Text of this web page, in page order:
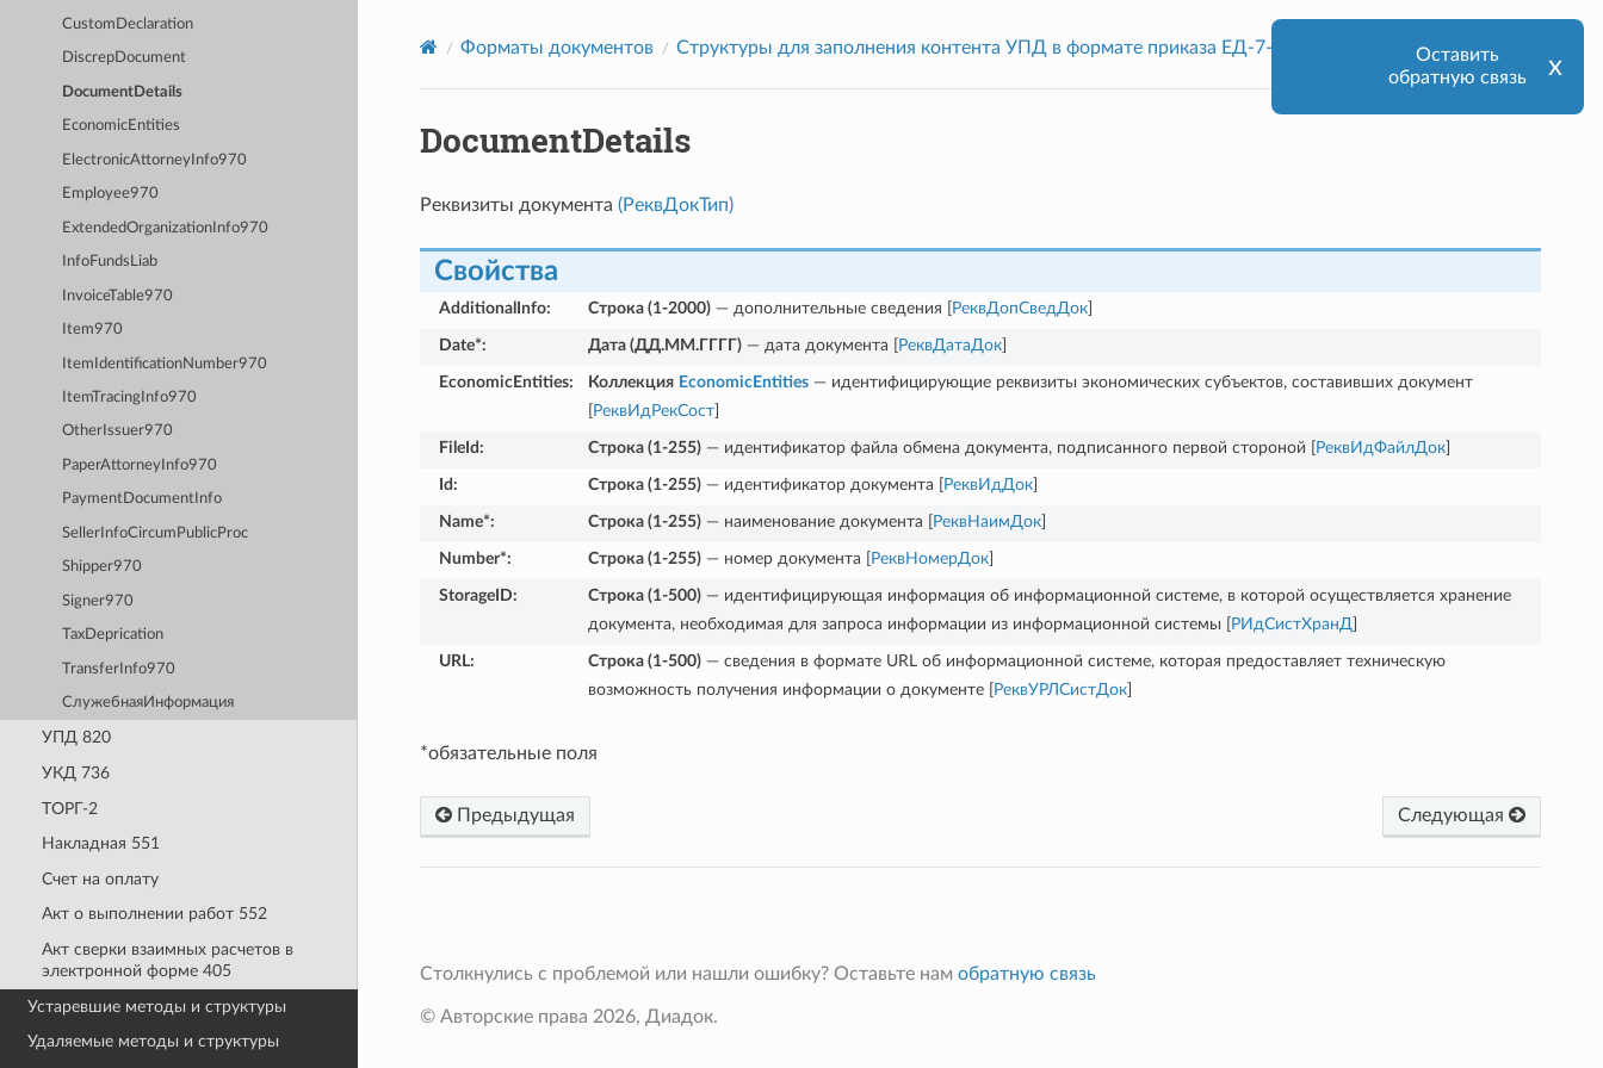
CustomDeclaration
DiscrepDocument
DocumentDetails
EconomicEntities
ElectronicAttorneyInfo970
Employee970
ExtendedOrganizationInfo970
InfoFundsLiab
InvoiceTable970
Item970
ItemIdentificationNumber970
ItemTracingInfo970
OtherIssuer970
PaperAttorneyInfo970
PaymentDocumentInfo
SellerInfoCircumPublicProc
Shipper970
Signer970
TaxDeprication
TransferInfo970
СлужебнаяИнформация
УПД 820
УКД 736
ТОРГ-2
Накладная 551
Счет на оплату
Акт о выполнении работ 552
Акт сверки взаимных расчетов в
электронной форме 405
Устаревшие методы и структуры
Удаляемые методы и структуры
Форматы документов Структуры для заполнения контента УПД в формате приказа ЕД-7-26/970@ DocumentDetails
DocumentDetails
Реквизиты документа (РеквДокТип)
Свойства
AdditionalInfo: Строка (1-2000)— дополнительные сведения [ РеквДопСведДок]
Date*: Дата (ДД.ММ.ГГГГ)— дата документа [ РеквДатаДок]
EconomicEntities: Коллекция EconomicEntities— идентифицирующие реквизиты экономических субъектов, составивших документ
РеквИдРекСост]
FileId : Строка (1-255)— идентификатор файла обмена документа, подписанного первой стороной [ РеквИдФайлДок]
Id: Строка (1-255)— идентификатор документа [ РеквИдДок]
Name*: Строка (1-255)— наименование документа [ РеквНаимДок]
Number*: Строка (1-255)— номер документа [ РеквНомерДок]
StorageID: Строка (1-500)— идентифицирующая информация об информационной системе, в которой осуществляется хранение
документа, необходимая для запроса информации из информационной системы [
РИдСистХранД
URL: Строка (1-500)— сведения в формате URL об информационной системе, которая предоставляет техническую
возможность получения информации о документе [
РеквУРЛСистДок]
*обязательные поля
Предыдущая Следующая
Столкнулись с проблемой или нашли ошибку? Оставьте нам обратную связь
© Авторские права 2026, Диадок.
Оставить
обратную связь
х